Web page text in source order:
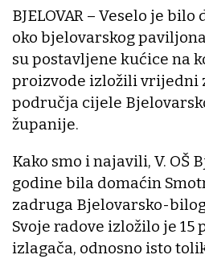
BJELOVAR – Veselo je
oko bjelovarskog
su postavljene kućice na
proizvode izložili vrijedni
područja cijele
županije.
Kako smo i najavili, V. OŠ
godine bila domaćin
zadruga Bjelovarsko-
Svoje radove izložilo je
izlagača, odnosno isto